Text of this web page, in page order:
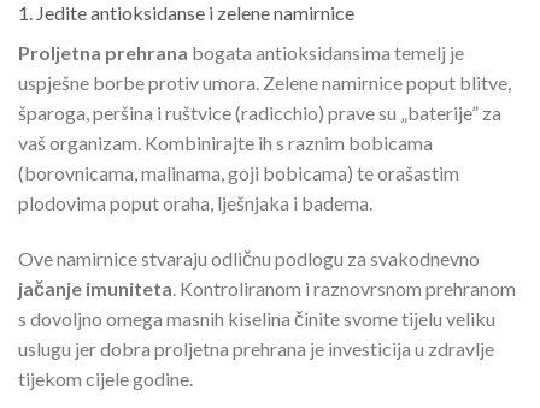
1. Jedite antioksidanse i zelene namirnice
Proljetna prehrana bogata antioksidansima temelj je
uspješne borbe protiv umora. Zelene namirnice poput blitve,
šparoga, peršina i ruštvice (radicchio) prave su „baterije” za
vaš organizam. Kombinirajte ih s raznim bobicama
(borovnicama, malinama, goji bobicama) te orašastim
plodovima poput oraha, lješnjaka i badema.
Ove namirnice stvaraju odličnu podlogu za svakodnevno
jačanje imuniteta. Kontroliranom i raznovrsnom prehranom
s dovoljno omega masnih kiselina činite svome tijelu veliku
uslugu jer dobra proljetna prehrana je investicija u zdravlje
tijekom cijele godine.